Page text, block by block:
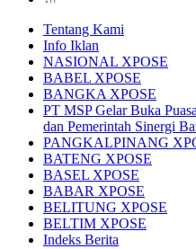
Tentang Kami
Info Iklan
NASIONAL XPOSE
BABEL XPOSE
BANGKA XPOSE
PT MSP Gelar Buka
dan Pemerintah Sinergi
PANGKALPINANG
BATENG XPOSE
BASEL XPOSE
BABAR XPOSE
BELITUNG XPOSE
BELTIM XPOSE
Indeks Berita